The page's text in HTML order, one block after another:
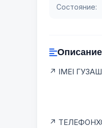
Состояние:
Описание
↗️ IMEI
↗️